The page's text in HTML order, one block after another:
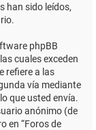
han sido leídos,
phpBB
cuales exceden
refiere a las
vía mediante
que usted envía.
anónimo (de
en “Foros de